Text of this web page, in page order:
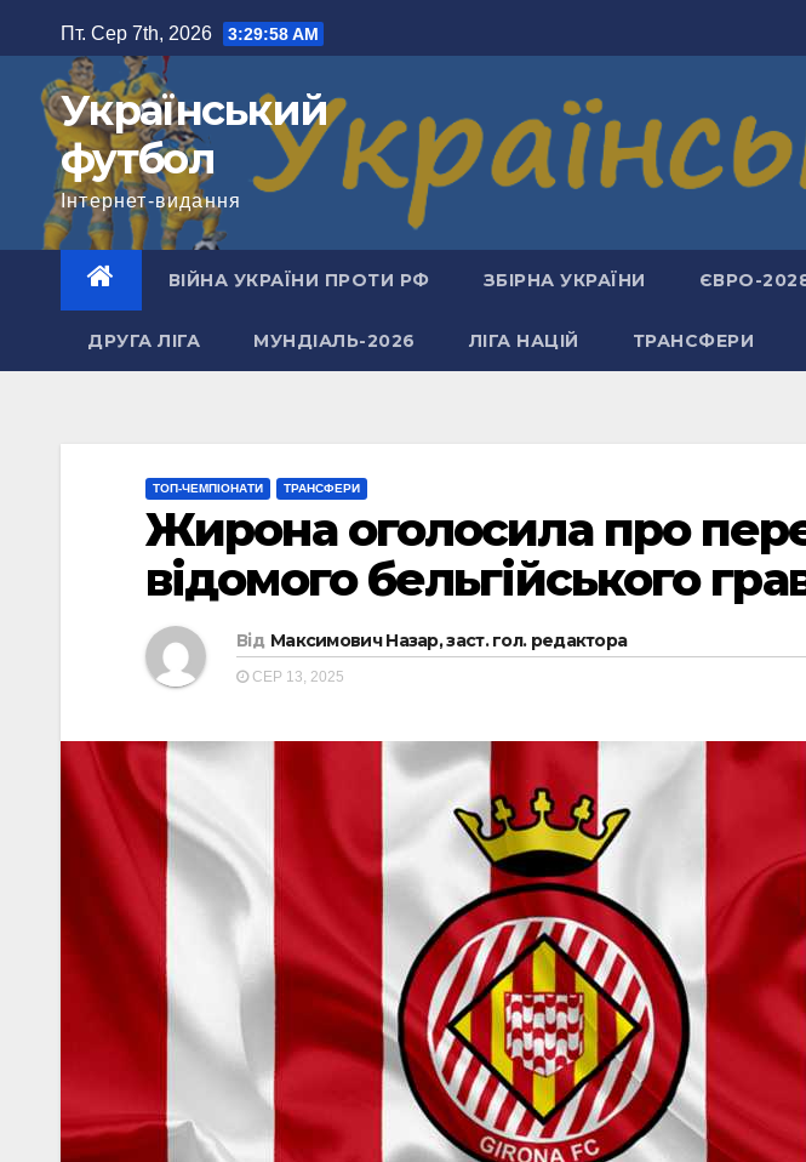
до
вмісту
Пт. Сер 7th, 2026 3:29:59 AM
Український
футбол
Інтернет-видання
ВІЙНА УКРАЇНИ ПРОТИ РФ ЗБІРНА УКРАЇНИ ЄВРО-
ДРУГА ЛІГА МУНДІАЛЬ-2026 ЛІГА НАЦІЙ ТРАНСФЕРИ
ТОП-ЧЕМПІОНАТИ ТРАНСФЕРИ
Жирона оголосила про
відомого бельгійського
Від Максимович Назар, заст. гол. редактора
СЕР 13, 2025